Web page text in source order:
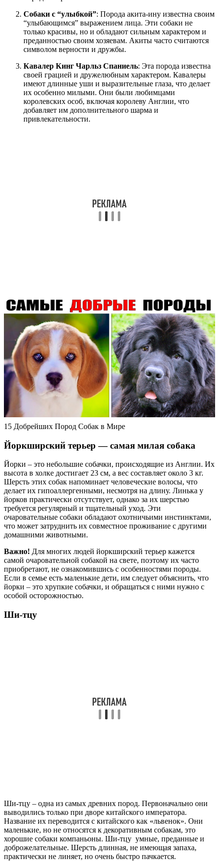
Собаки с “улыбкой”: Порода акита-ину известна своим
“улыбающимся” выражением лица. Эти собаки не
только красивы, но и обладают сильным характером и
преданностью своим хозяевам. Акиты часто считаются
символом верности и дружбы.
Кавалер Кинг Чарльз Спаниель: Эта порода известна
своей грацией и дружелюбным характером. Кавалеры
имеют длинные уши и выразительные глаза, что делает
их особенно милыми. Они были любимцами
королевских особ, включая королеву Англии, что
добавляет им дополнительного шарма и
привлекательности.
15 Добрейших Пород Собак в Мире
Йоркширский терьер — самая милая собака
Йорки – это небольшие собачки, происходящие из Англии. Их
высота в холке достигает 23 см, а вес составляет около 3 кг.
Шерсть этих собак напоминает человеческие волосы, что
делает их гипоаллергенными, несмотря на длину. Линька у
йорков практически отсутствует, однако за их шерстью
требуется регулярный и тщательный уход. Эти
очаровательные собаки обладают охотничьими инстинктами,
что может затруднить их совместное проживание с другими
домашними животными.
Важно! Для многих людей йоркширский терьер кажется
самой очаровательной собакой на свете, поэтому их часто
приобретают, не ознакомившись с особенностями породы.
Если в семье есть маленькие дети, им следует объяснить, что
йорки – это хрупкие собачки, и обращаться с ними нужно с
особой осторожностью.
Ши-тцу
Ши-тцу – одна из самых древних пород. Первоначально они
выводились только при дворе китайского императора.
Название их переводится с китайского как «львенок». Они
маленькие, но не относятся к декоративным собакам, это
хорошие собаки компаньоны. Ши-тцу умные, преданные и
доброжелательные. Шерсть длинная, не имеющая запаха,
практически не линяет, но очень быстро пачкается.